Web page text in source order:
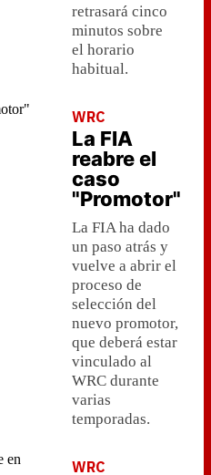
retrasará cinco
minutos sobre
el horario
habitual.
WRC
La FIA
reabre el
caso
"Promotor"
La FIA ha dado
un paso atrás y
vuelve a abrir el
proceso de
selección del
nuevo promotor,
que deberá estar
vinculado al
WRC durante
varias
temporadas.
WRC